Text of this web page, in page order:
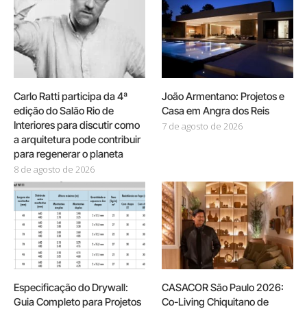
Carlo Ratti participa da 4ª
edição do Salão Rio de
Interiores para discutir como
a arquitetura pode contribuir
para regenerar o planeta
8 de agosto de 2026
João Armentano: Projetos e
Casa em Angra dos Reis
7 de agosto de 2026
Especificação do Drywall:
Guia Completo para Projetos
CASACOR São Paulo 2026:
Co-Living Chiquitano de